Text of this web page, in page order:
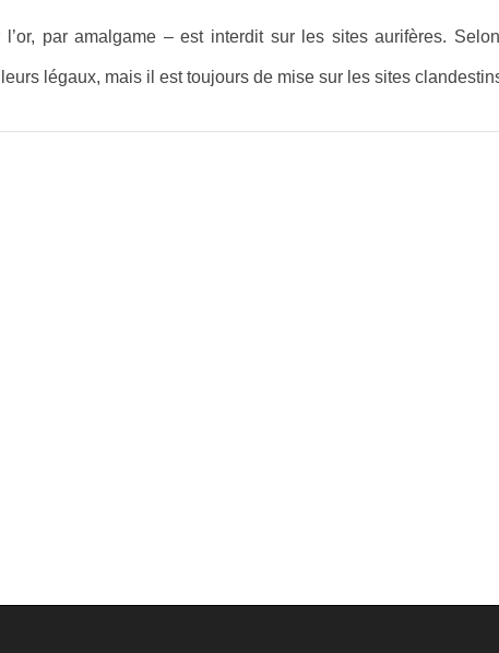
par amalgame – est interdit sur les sites aurifères.
légaux, mais il est toujours de mise sur les sites